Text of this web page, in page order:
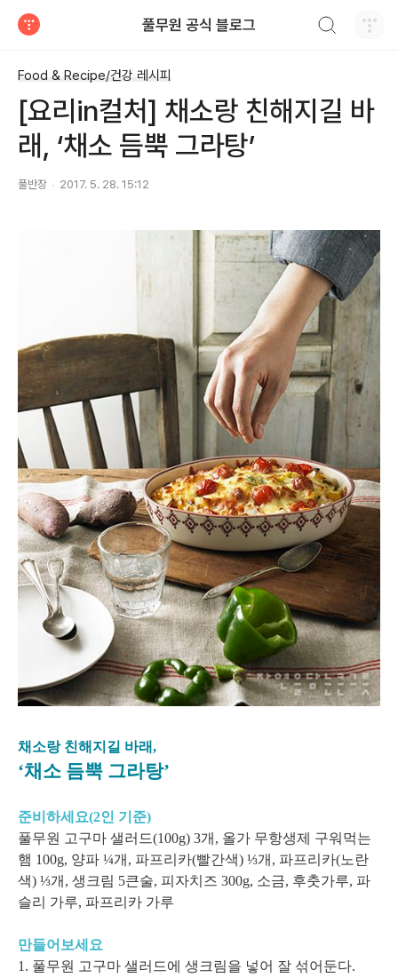
풀무원 공식 블로그
Food & Recipe/건강 레시피
[요리in컬처] 채소랑 친해지길 바
래, ‘채소 듬뿍 그라탕’
풀반장 2017. 5. 28. 15:12
채소랑 친해지길 바래,
‘채소 듬뿍 그라탕’
준비하세요(2인 기준)
풀무원 고구마 샐러드(100g) 3개, 올가 무항생제 구워먹는
햄 100g, 양파 ¼개, 파프리카(빨간색) ⅓개, 파프리카(노란
색) ⅓개, 생크림 5큰술, 피자치즈 300g, 소금, 후춧가루, 파
슬리 가루, 파프리카 가루
만들어보세요
1. 풀무원 고구마 샐러드에 생크림을 넣어 잘 섞어둔다.